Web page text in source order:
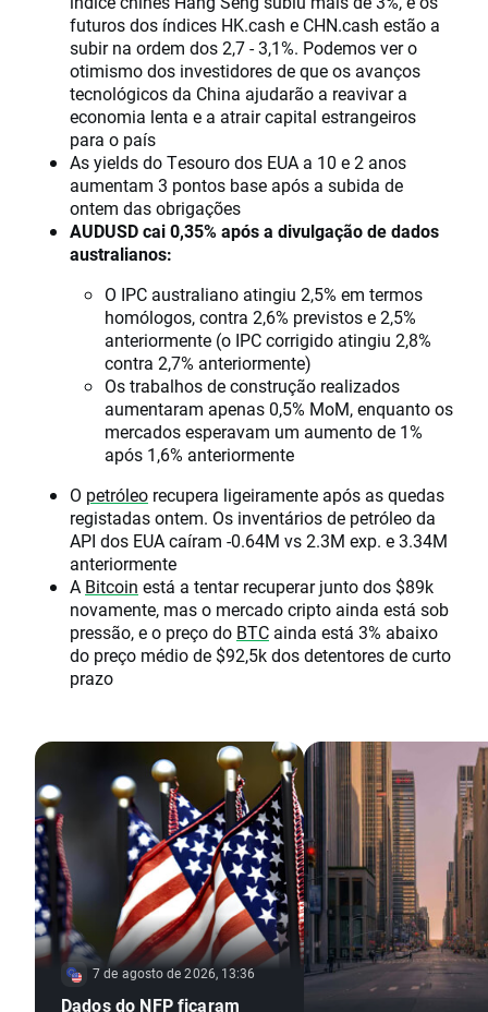
futuros dos índices HK.cash e CHN.cash estão a
subir na ordem dos 2,7 - 3,1%. Podemos ver o
otimismo dos investidores de que os avanços
tecnológicos da China ajudarão a reavivar a
economia lenta e a atrair capital estrangeiros
para o país
As yields do Tesouro dos EUA a 10 e 2 anos
aumentam 3 pontos base após a subida de
ontem das obrigações
AUDUSD cai 0,35% após a divulgação de dados
australianos:
O IPC australiano atingiu 2,5% em termos
homólogos, contra 2,6% previstos e 2,5%
anteriormente (o IPC corrigido atingiu 2,8%
contra 2,7% anteriormente)
Os trabalhos de construção realizados
aumentaram apenas 0,5% MoM, enquanto os
mercados esperavam um aumento de 1%
após 1,6% anteriormente
O petróleo recupera ligeiramente após as quedas
registadas ontem. Os inventários de petróleo da
API dos EUA caíram -0.64M vs 2.3M exp. e 3.34M
anteriormente
A Bitcoin está a tentar recuperar junto dos $89k
novamente, mas o mercado cripto ainda está sob
pressão, e o preço do BTC ainda está 3% abaixo
do preço médio de $92,5k dos detentores de curto
prazo
7 de agosto de 2026, 13:36
Dados do NFP ficaram